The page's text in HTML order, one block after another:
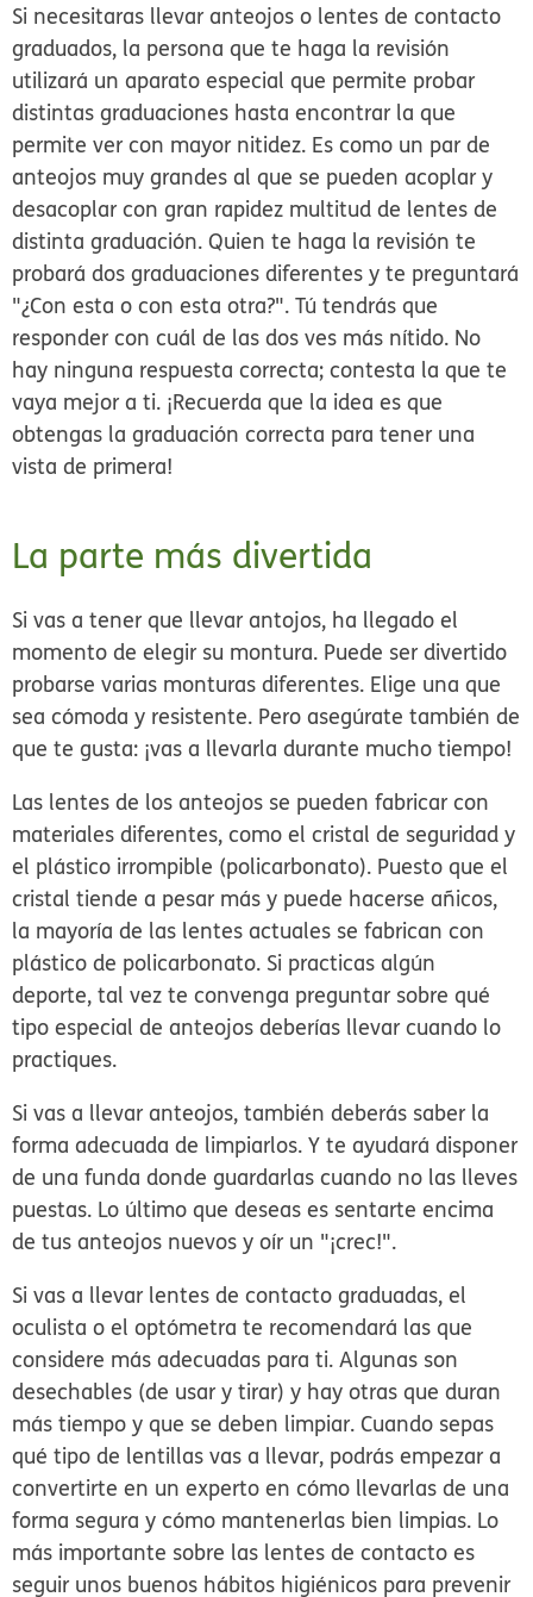
Si necesitaras llevar anteojos o lentes de contacto
graduados, la persona que te haga la revisión
utilizará un aparato especial que permite probar
distintas graduaciones hasta encontrar la que
permite ver con mayor nitidez. Es como un par de
anteojos muy grandes al que se pueden acoplar y
desacoplar con gran rapidez multitud de lentes de
distinta graduación. Quien te haga la revisión te
probará dos graduaciones diferentes y te preguntará
"¿Con esta o con esta otra?". Tú tendrás que
responder con cuál de las dos ves más nítido. No
hay ninguna respuesta correcta; contesta la que te
vaya mejor a ti. ¡Recuerda que la idea es que
obtengas la graduación correcta para tener una
vista de primera!
La parte más divertida
Si vas a tener que llevar antojos, ha llegado el
momento de elegir su montura. Puede ser divertido
probarse varias monturas diferentes. Elige una que
sea cómoda y resistente. Pero asegúrate también de
que te gusta: ¡vas a llevarla durante mucho tiempo!
Las lentes de los anteojos se pueden fabricar con
materiales diferentes, como el cristal de seguridad y
el plástico irrompible (policarbonato). Puesto que el
cristal tiende a pesar más y puede hacerse añicos,
la mayoría de las lentes actuales se fabrican con
plástico de policarbonato. Si practicas algún
deporte, tal vez te convenga preguntar sobre qué
tipo especial de anteojos deberías llevar cuando lo
practiques.
Si vas a llevar anteojos, también deberás saber la
forma adecuada de limpiarlos. Y te ayudará disponer
de una funda donde guardarlas cuando no las lleves
puestas. Lo último que deseas es sentarte encima
de tus anteojos nuevos y oír un "¡crec!".
Si vas a llevar lentes de contacto graduadas, el
oculista o el optómetra te recomendará las que
considere más adecuadas para ti. Algunas son
desechables (de usar y tirar) y hay otras que duran
más tiempo y que se deben limpiar. Cuando sepas
qué tipo de lentillas vas a llevar, podrás empezar a
convertirte en un experto en cómo llevarlas de una
forma segura y cómo mantenerlas bien limpias. Lo
más importante sobre las lentes de contacto es
seguir unos buenos hábitos higiénicos para prevenir